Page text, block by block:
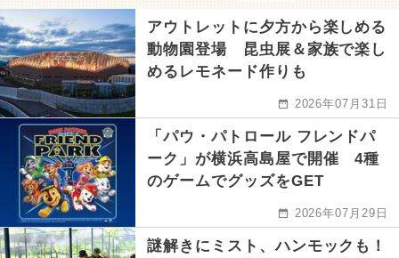
アウトレットに夕方から楽しめる
動物園登場 昆虫展＆家族で楽し
めるレモネード作りも
2026年07月31日
「パウ・パトロール フレンドパ
ーク」が横浜高島屋で開催 4種
のゲームでグッズをGET
2026年07月29日
謎解きにミスト、ハンモックも！